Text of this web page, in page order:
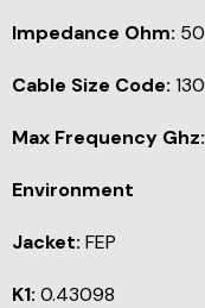
Impedance Ohm: 50
Cable Size Code: 130
Max Frequency Ghz:
Environment
Jacket: FEP
K1: 0.43098